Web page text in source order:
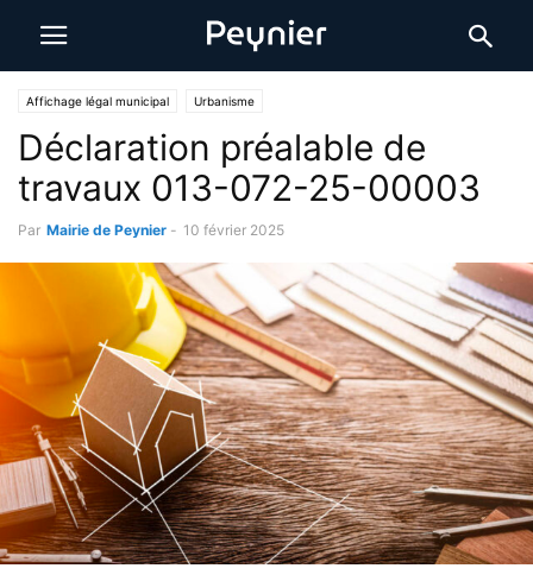
Affichage légal municipal Urbanisme
Déclaration préalable de
travaux 013-072-25-00003
Par Mairie de Peynier - 10 février 2025